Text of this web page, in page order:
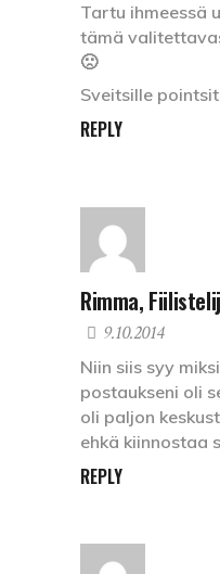
Tartu ihmeessä
tämä
🙁
Sveitsille
REPLY
Rimma,
9.10.2014
Niin siis syy
postaukseni oli
oli paljon
ehkä kiinnostaa
REPLY